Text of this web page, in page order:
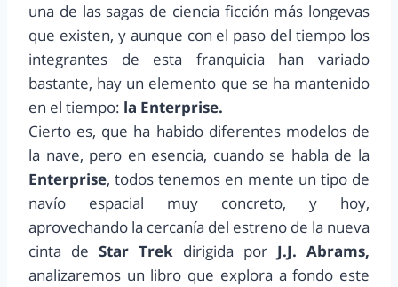
una de las sagas de ciencia ficción más longevas
que existen, y aunque con el paso del tiempo los
integrantes de esta franquicia han variado
bastante, hay un elemento que se ha mantenido
en el tiempo: la Enterprise.
Cierto es, que ha habido diferentes modelos de
la nave, pero en esencia, cuando se habla de la
Enterprise, todos tenemos en mente un tipo de
navío espacial muy concreto, y hoy,
aprovechando la cercanía del estreno de la nueva
cinta de Star Trek dirigida por J.J. Abrams,
analizaremos un libro que explora a fondo este